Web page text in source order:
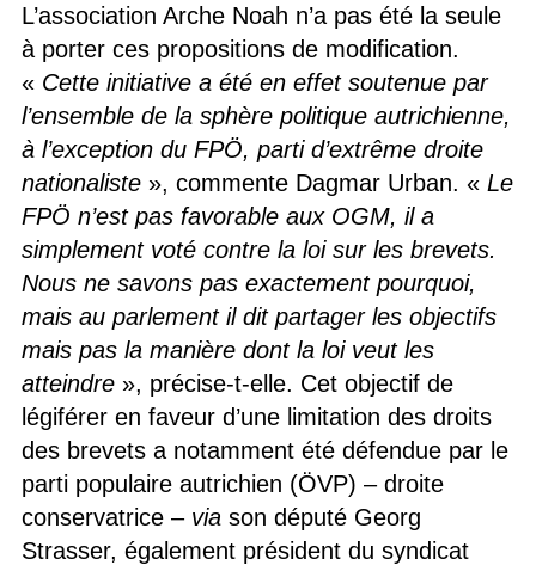
L’association Arche Noah n’a pas été la seule
à porter ces propositions de modification.
« Cette initiative a été en effet soutenue par
l’ensemble de la sphère politique autrichienne,
à l’exception du FPÖ, parti d’extrême droite
nationaliste», commente Dagmar Urban. « Le
FPÖ n’est pas favorable aux OGM, il a
simplement voté contre la loi sur les brevets.
Nous ne savons pas exactement pourquoi,
mais au parlement il dit partager les objectifs
mais pas la manière dont la loi veut les
atteindre», précise-t-elle. Cet objectif de
légiférer en faveur d’une limitation des droits
des brevets a notamment été défendue par le
parti populaire autrichien (ÖVP) – droite
conservatrice – viason député Georg
Strasser, également président du syndicat